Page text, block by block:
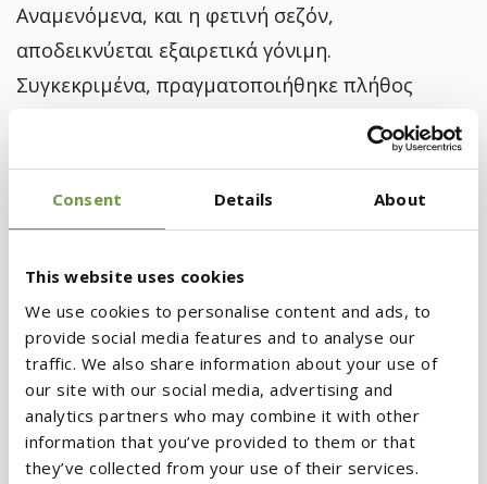
Consent Details About
This website uses cookies
We use cookies to personalise content and ads, to
provide social media features and to analyse our
traffic. We also share information about your use of
our site with our social media, advertising and
analytics partners who may combine it with other
information that you’ve provided to them or that
they’ve collected from your use of their services.
Αναμενόμενα, και η φετινή σεζόν,
αποδεικνύεται εξαιρετικά γόνιμη.
Συγκεκριμένα, πραγματοποιήθηκε πλήθος
Αθήνα, τη Θεσσαλονίκη, το
Βόλο, τη Μυτιλήνη, τη Χίο, τη Σάμο, την
Εύβοια
, με θέμα τα οφέλη, τα μυστικά και τα
κρίσιμα σημεία υλοποίησης της εξωτερικής
Ακόμη, πραγματοποιήθηκαν σεμινάρια για την
καινούρια Πατητή ΤεχνοτροπίαArterra Patiti
της KRAFT Paints, αλλά και συνδυαστικές
παρουσιάσεις των δύο δημοφιλών προϊοντικών
λύσεων. Επιπλέον, με μεγάλη επιτυχία